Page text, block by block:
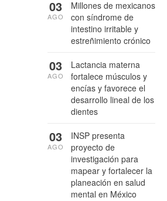
Millones de mexicanos
con síndrome de
intestino irritable y
estreñimiento crónico
03
AGO
Lactancia materna
fortalece músculos y
encías y favorece el
desarrollo lineal de los
dientes
03
AGO
INSP presenta
proyecto de
investigación para
mapear y fortalecer la
planeación en salud
mental en México
03
AGO